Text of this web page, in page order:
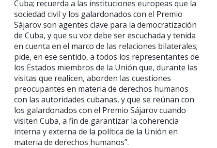
Cuba; recuerda a las instituciones europeas que la
sociedad civil y los galardonados con el Premio
Sájarov son agentes clave para la democratización
de Cuba, y que su voz debe ser escuchada y tenida
en cuenta en el marco de las relaciones bilaterales;
pide, en ese sentido, a todos los representantes de
los Estados miembros de la Unión que, durante las
visitas que realicen, aborden las cuestiones
preocupantes en materia de derechos humanos
con las autoridades cubanas, y que se reúnan con
los galardonados con el Premio Sájarov cuando
visiten Cuba, a fin de garantizar la coherencia
interna y externa de la política de la Unión en
materia de derechos humanos”.